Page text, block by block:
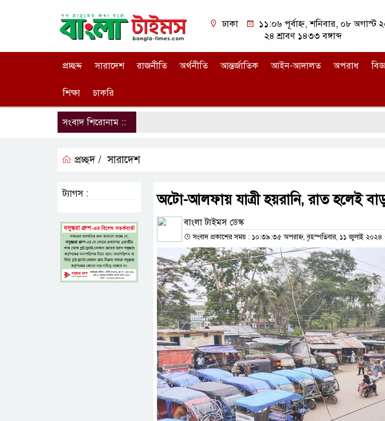
ঢাকা
১১:০৬ পূর্বাহ্ন, শনিবার, ০৮ অগাস্ট
২৪ শ্রাবণ ১৪৩৩ বঙ্গাব্দ
প্রচ্ছদ্দ সারাদেশ রাজনীতি অর্থনীতি আন্তর্জাতিক আইন-আদালত অপরাধ
শিক্ষা চাকরি
সংবাদ শিরোনাম ::
প্রচ্ছদ / সারাদেশ
অটো-আলফায় যাত্রী হয়রানি, রাত হলেই
বাংলা টাইমস ডেস্ক
সংবাদ প্রকাশের সময় : ১০:৩৯:৩৫ অপরাহ্ন, বৃহস্পতিবার, ১১ জুলাই ২০২৪
ট্যাগস :